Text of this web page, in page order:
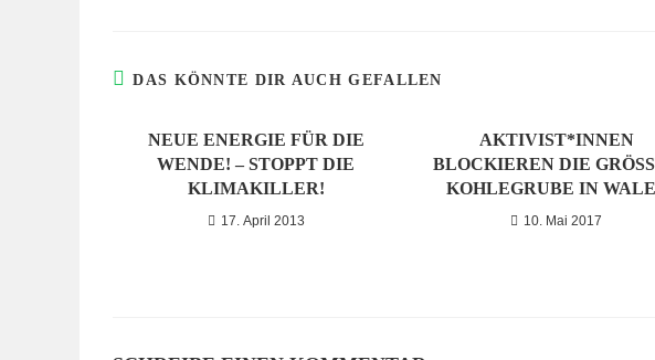
DAS KÖNNTE DIR AUCH GEFALLEN
NEUE ENERGIE FÜR DIE
WENDE! – STOPPT DIE
KLIMAKILLER!
17. April 2013
AKTIVIST*INNEN
BLOCKIEREN DIE
OHLEGRUBE IN
10. Mai 2017